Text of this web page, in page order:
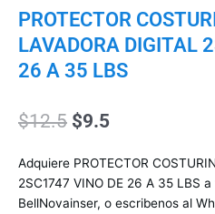
PROTECTOR
LAVADORA DIGITAL
26 A 35 LBS
$12.5 El
original
era:
$12.5.
$9.5El
actual
es:
$9.5.
Adquiere PROTECTOR
2SC1747 VINO DE 26 A 35 LBS
BellNovainser, o escribenos al